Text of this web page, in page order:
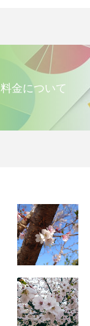
料金について